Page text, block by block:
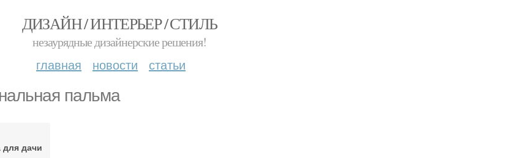
ДИЗАЙН / ИНТЕРЬЕР / СТИЛЬ
незаурядные дизайнерские решения!
главная новости статьи
пальма
дачи